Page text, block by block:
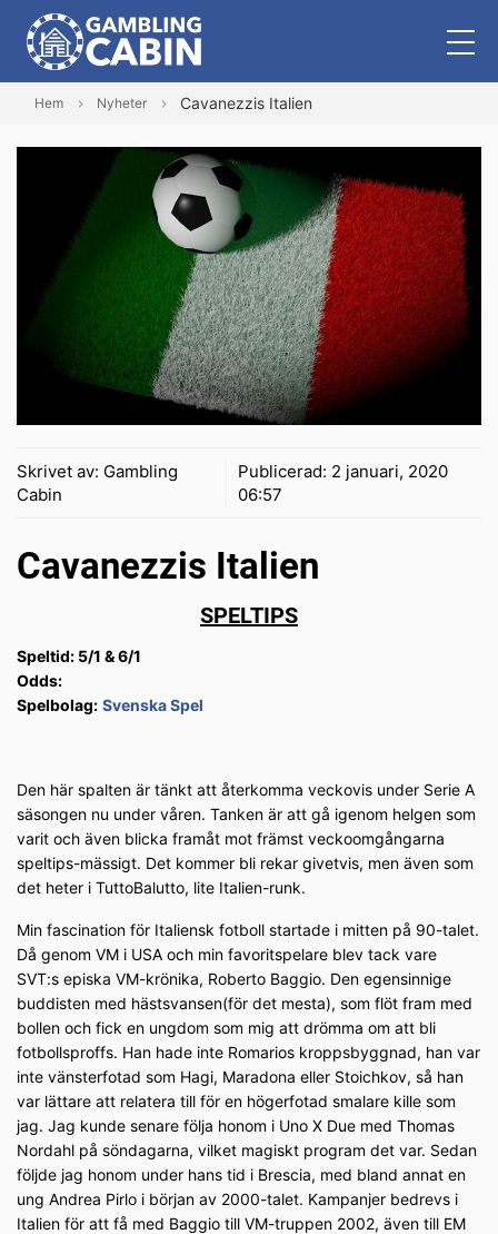
Hem Nyheter Cavanezzis Italien
Skrivet av: Gambling
Cabin
Publicerad: 2 januari, 2020
06:57
Cavanezzis Italien
SPELTIPS
Speltid: 5/1 & 6/1
Odds:
Spelbolag: Svenska Spel
Den här spalten är tänkt att återkomma veckovis under Serie A
säsongen nu under våren. Tanken är att gå igenom helgen som
varit och även blicka framåt mot främst veckoomgångarna
speltips-mässigt. Det kommer bli rekar givetvis, men även som
det heter i TuttoBalutto, lite Italien-runk.
Min fascination för Italiensk fotboll startade i mitten på 90-talet.
Då genom VM i USA och min favoritspelare blev tack vare
SVT:s episka VM-krönika, Roberto Baggio. Den egensinnige
buddisten med hästsvansen(för det mesta), som flöt fram med
bollen och fick en ungdom som mig att drömma om att bli
fotbollsproffs. Han hade inte Romarios kroppsbyggnad, han var
inte vänsterfotad som Hagi, Maradona eller Stoichkov, så han
var lättare att relatera till för en högerfotad smalare kille som
jag. Jag kunde senare följa honom i Uno X Due med Thomas
Nordahl på söndagarna, vilket magiskt program det var. Sedan
följde jag honom under hans tid i Brescia, med bland annat en
ung Andrea Pirlo i början av 2000-talet. Kampanjer bedrevs i
Italien för att få med Baggio till VM-truppen 2002, även till EM